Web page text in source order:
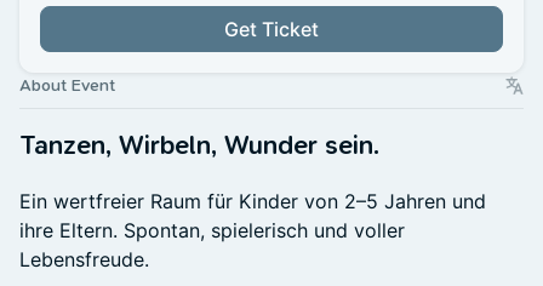
Get Ticket
About Event
Tanzen, Wirbeln, Wunder sein.
Ein wertfreier Raum für Kinder von 2–5 Jahren und
ihre Eltern. Spontan, spielerisch und voller
Lebensfreude.